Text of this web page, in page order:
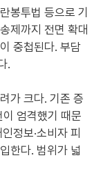
봉투법 등으로 기
제까지 전면 확대
중첩된다. 부담
.
가 크다. 기존 증
엄격했기 때문
정보·소비자 피
한다. 범위가 넓